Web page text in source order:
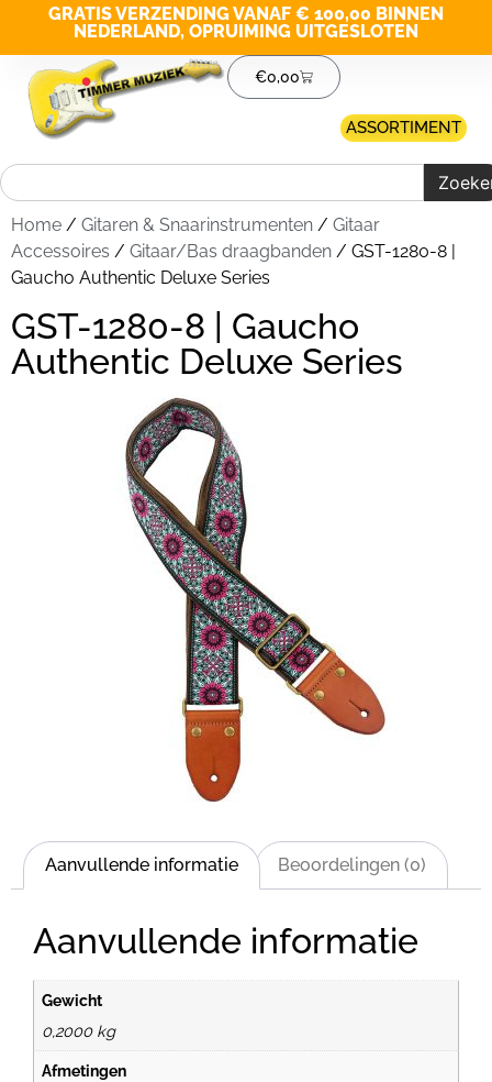
GRATIS VERZENDING VANAF € 100,00 BINNEN
NEDERLAND, OPRUIMING UITGESLOTEN
€0,00
ASSORTIMENT
Home / Gitaren & Snaarinstrumenten / Gitaar
Accessoires / Gitaar/Bas draagbanden / GST-1280-8 |
Gaucho Authentic Deluxe Series
GST-1280-8 | Gaucho
Authentic Deluxe Series
Aanvullende informatie Beoordelingen (0)
Aanvullende informatie
Gewicht
0,2000 kg
Afmetingen